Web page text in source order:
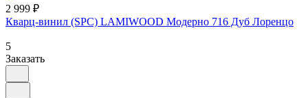
2 999 ₽
Кварц-винил (SPC) LAMIWOOD Модерно 716 Дуб Лоренцо
5
Заказать